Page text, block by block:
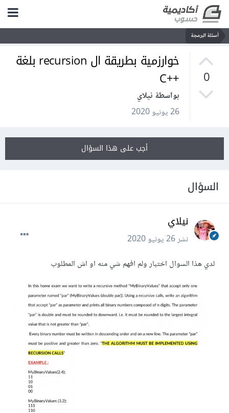
أسئلة البرمجة
0
خوارزمية بطريقة ال recursion بلغة
++C
بواسطة نيلاي
26 يونيو 2020
أجب على هذا السؤال
السؤال
نيلاي
نشر26 يونيو 2020
لدي هذا السوال اختبار ولم افهم شي منه او اش المطلوب